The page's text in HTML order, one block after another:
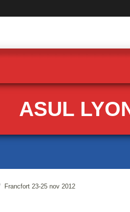
ASUL
Francfort 23-25 nov 2012